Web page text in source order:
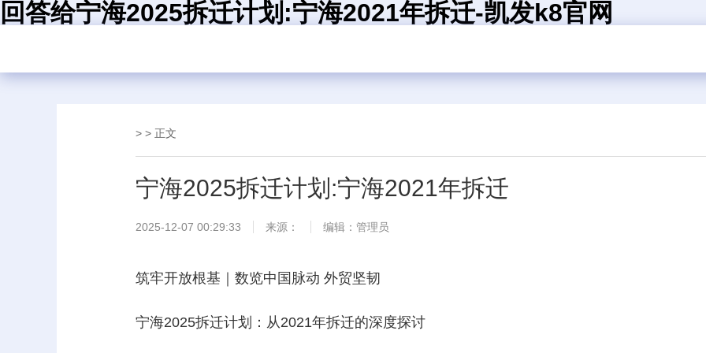
回答给宁海2025拆迁计划:宁海2021年拆迁-凯发k8官网
> > 正文
宁海2025拆迁计划:宁海2021年拆迁
2025-12-07 00:29:33 来源： 编辑：管理员
筑牢开放根基｜数览中国脉动 外贸坚韧
宁海2025拆迁计划：从2021年拆迁的深度探讨